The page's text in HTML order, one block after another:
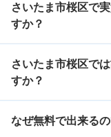
さいたま市桜区で
すか？
さいたま市桜区で
すか？
なぜ無料で出来る